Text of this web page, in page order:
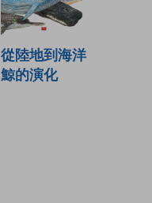
從陸地到海洋
鯨的演化